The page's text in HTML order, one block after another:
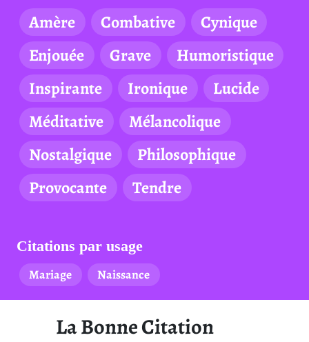
Amère Combative
Cynique
Enjouée
Grave
Humoristique
Inspirante
Ironique
Lucide
Méditative
Mélancolique
Nostalgique
Philosophique
Provocante
Tendre
Citations par usage
Mariage
Naissance
La Bonne Citation